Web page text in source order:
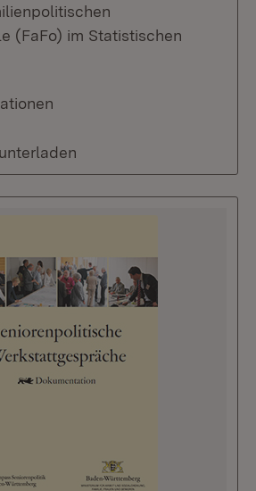
(FaFo) im Statistischen